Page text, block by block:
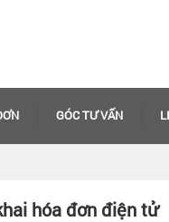
GÓC TƯ VẤN
hóa đơn điện tử